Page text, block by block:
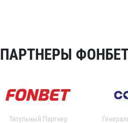
ПАРТНЕРЫ
Титульный Партнер